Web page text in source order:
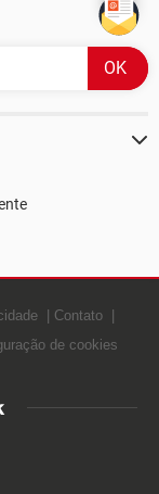
Contato
de cookies